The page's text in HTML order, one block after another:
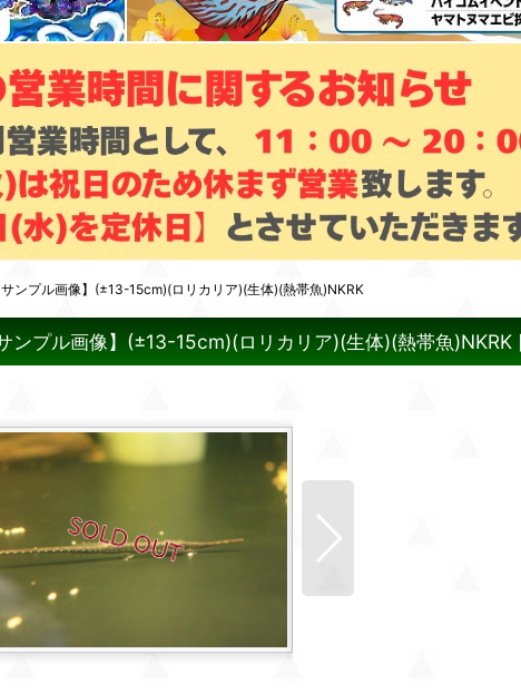
ンプル画像】(±13-15cm)(ロリカリア)(生体)(熱帯魚)NKRK
ンプル画像】(±13-15cm)(ロリカリア)(生体)(熱帯魚)NKRK